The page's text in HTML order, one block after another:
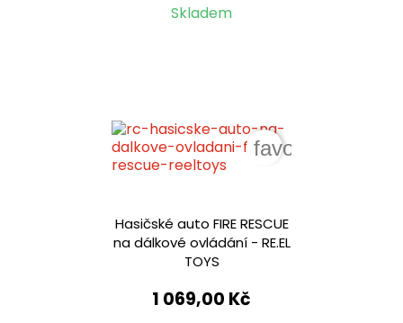
Skladem
Hasičské auto FIRE RESCUE
na dálkové ovládání - RE.EL
TOYS
1 069,00 Kč
favorite_border